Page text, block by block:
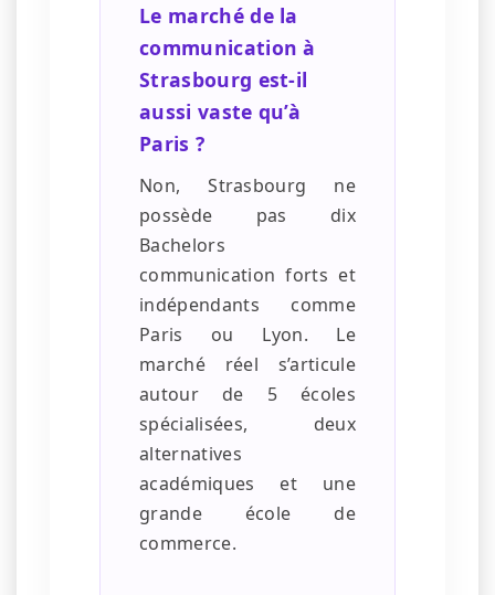
Le marché de la
communication à
Strasbourg est-il
aussi vaste qu’à
Paris ?
Non, Strasbourg ne
possède pas dix
Bachelors
communication forts et
indépendants comme
Paris ou Lyon. Le
marché réel s’articule
autour de 5 écoles
spécialisées, deux
alternatives
académiques et une
grande école de
commerce.